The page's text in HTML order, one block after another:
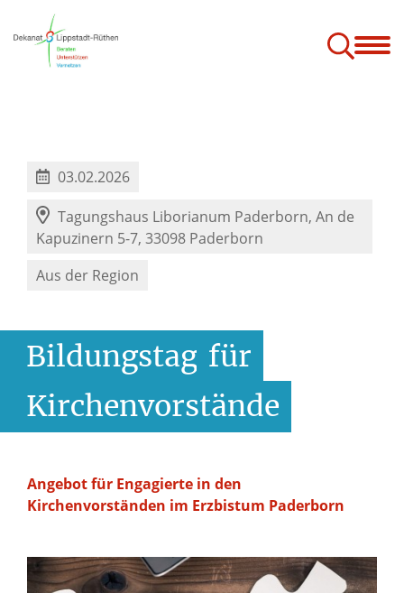
03.02.2026
Tagungshaus Liborianum Paderborn, An de
Kapuzinern 5-7, 33098 Paderborn
Aus der Region
Bildungstag für
Kirchenvorstände
Angebot für Engagierte in den
Kirchenvorständen im Erzbistum Paderborn